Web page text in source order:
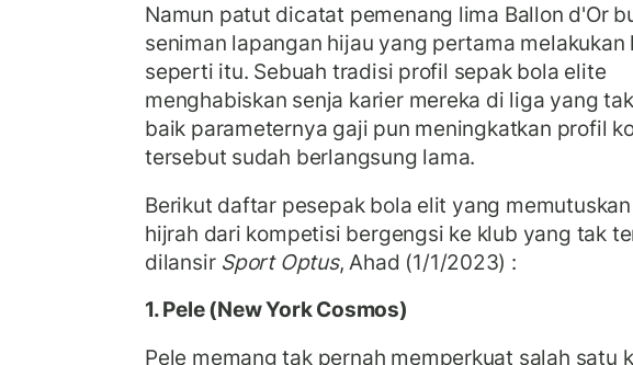
Namun patut dicatat pemenang lima Ballon d'Or
seniman lapangan hijau yang pertama melakukan
seperti itu. Sebuah tradisi profil sepak bola elite
menghabiskan senja karier mereka di liga yang
baik parameternya gaji pun meningkatkan profil
tersebut sudah berlangsung lama.
Berikut daftar pesepak bola elit yang
hijrah dari kompetisi bergengsi ke klub yang tak
dilansir Sport Optus, Ahad (1/1/2023) :
1. Pele (New York Cosmos)
Pele memang tak pernah memperkuat salah satu